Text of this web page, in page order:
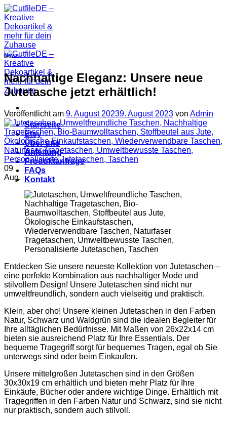
Zum
Inhalt
springen
Startseite
Etsy
Über uns
Anleitung
Produktanfrage
FAQs
Kontakt
News
Nachhaltige Eleganz: Unsere neue
Jutetasche jetzt erhältlich!
Veröffentlicht am 9. August 20239. August 2023 von Admin
09
Aug.
Entdecken Sie unsere neueste Kollektion von Jutetaschen –
eine perfekte Kombination aus nachhaltiger Mode und
stilvollem Design! Unsere Jutetaschen sind nicht nur
umweltfreundlich, sondern auch vielseitig und praktisch.
Klein, aber oho! Unsere kleinen Jutetaschen in den Farben
Natur, Schwarz und Waldgrün sind die idealen Begleiter für
Ihre alltäglichen Bedürfnisse. Mit Maßen von 26x22x14 cm
bieten sie ausreichend Platz für Ihre Essentials. Der
bequeme Tragegriff sorgt für bequemes Tragen, egal ob Sie
unterwegs sind oder beim Einkaufen.
Unsere mittelgroßen Jutetaschen sind in den Größen
30x30x19 cm erhältlich und bieten mehr Platz für Ihre
Einkäufe, Bücher oder andere wichtige Dinge. Erhältlich mit
Tragegriffen in den Farben Natur und Schwarz, sind sie nicht
nur praktisch, sondern auch stilvoll.